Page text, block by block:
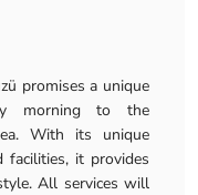
promises a unique
morning to the
With its unique
facilities, it provides
All services will